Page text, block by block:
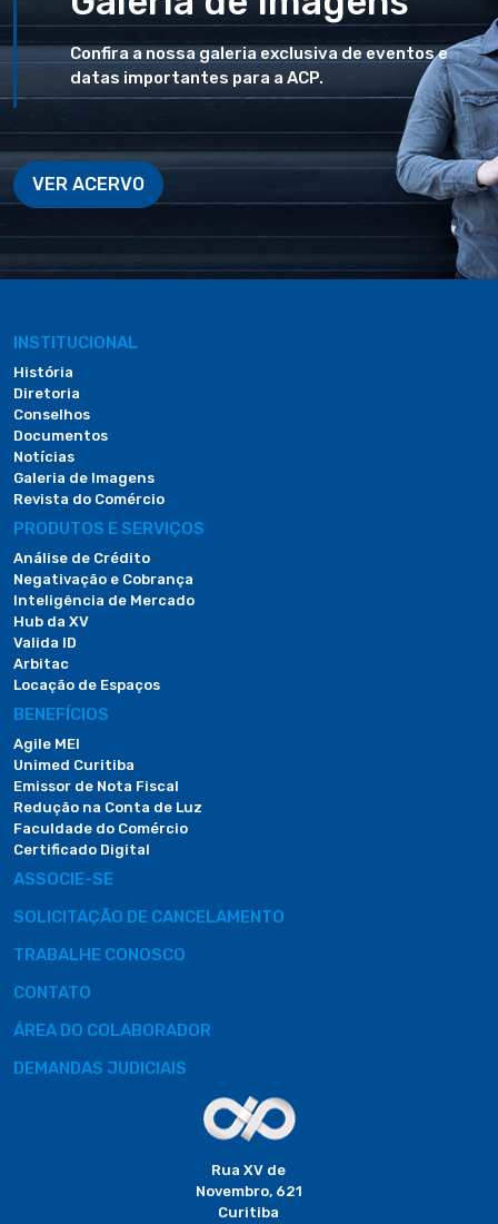
Confira a nossa galeria exclusiva de eventos e
datas importantes para a ACP.
VER ACERVO
INSTITUCIONAL
História
Diretoria
Conselhos
Documentos
Notícias
Galeria de Imagens
Revista do Comércio
PRODUTOS E SERVIÇOS
Análise de Crédito
Negativação e Cobrança
Inteligência de Mercado
Hub da XV
Valida ID
Arbitac
Locação de Espaços
BENEFÍCIOS
Agile MEI
Unimed Curitiba
Emissor de Nota Fiscal
Redução na Conta de Luz
Faculdade do Comércio
Certificado Digital
ASSOCIE-SE
SOLICITAÇÃO DE CANCELAMENTO
TRABALHE CONOSCO
CONTATO
ÁREA DO COLABORADOR
DEMANDAS JUDICIAIS
Rua XV de
Novembro, 621
Curitiba